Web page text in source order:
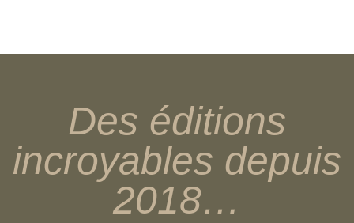
Des éditions
incroyables depuis
2018…